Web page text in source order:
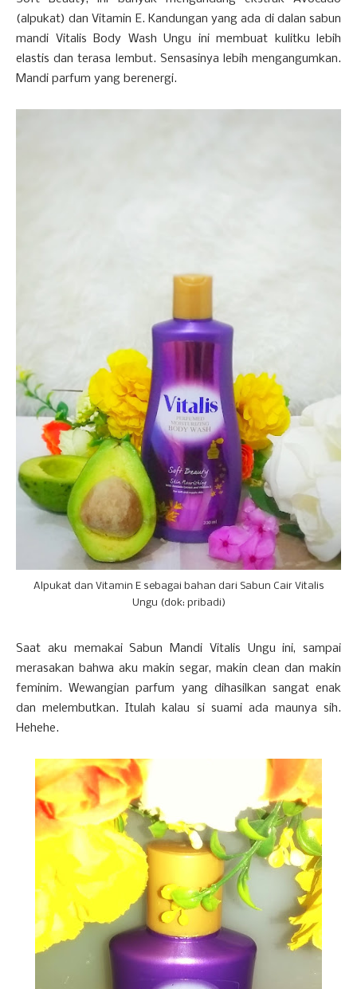
(alpukat) dan Vitamin E. Kandungan yang ada di dalan sabun
mandi Vitalis Body Wash Ungu ini membuat kulitku lebih
elastis dan terasa lembut. Sensasinya lebih mengangumkan.
Mandi parfum yang berenergi.
Alpukat dan Vitamin E sebagai bahan dari Sabun Cair Vitalis
Ungu (dok: pribadi)
Saat aku memakai Sabun Mandi Vitalis Ungu ini, sampai
merasakan bahwa aku makin segar, makin clean dan makin
feminim. Wewangian parfum yang dihasilkan sangat enak
dan melembutkan. Itulah kalau si suami ada maunya sih.
Hehehe.